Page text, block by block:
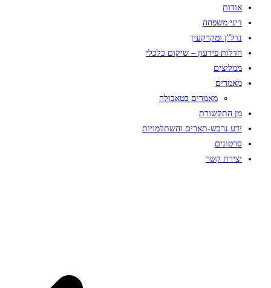
אודות
דיני משפחה
נדל"ן ומקרקעין
חדלות פירעון – שיקום כלכלי
ממליצים
מאמרים
מאמרים בטאבולה
מן התקשורת
ידע נרכש-תארים והשתלמויות
סרטונים
יצירת קשר